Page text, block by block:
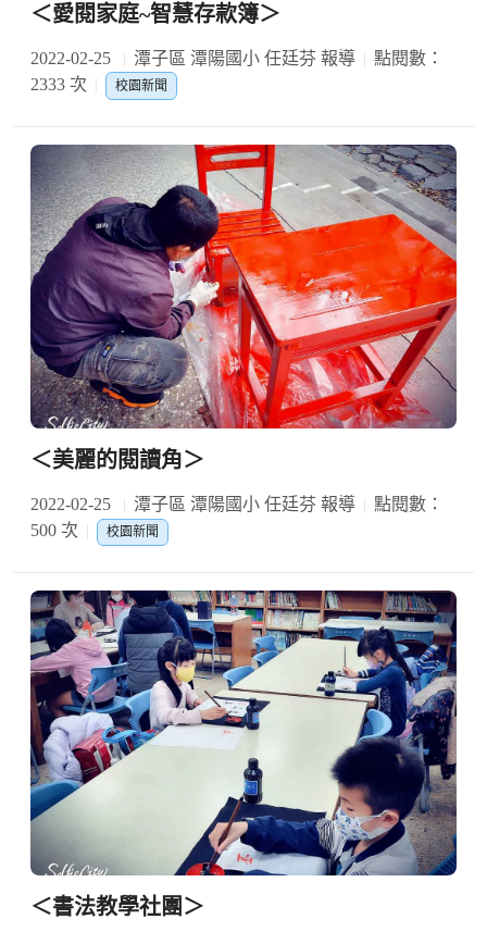
＜愛閱家庭~智慧存款簿＞
2022-02-25 潭子區 潭陽國小 任廷芬 報導
點閱數：
2333 次
校園新聞
＜美麗的閱讀角＞
2022-02-25 潭子區 潭陽國小 任廷芬 報導
點閱數：
500 次
校園新聞
＜書法教學社團＞